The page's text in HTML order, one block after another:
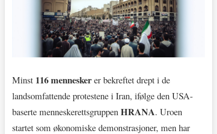
Minst 116 mennesker er bekreftet drept i de
landsomfattende protestene i Iran, ifølge den USA-
baserte menneskerettsgruppen HRANA. Uroen
startet som økonomiske demonstrasjoner, men har